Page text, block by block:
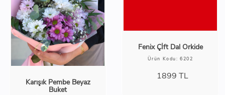
Karışık Pembe Beyaz
Buket
Fenix Çİft Dal Orkide
Ürün Kodu: 6202
1899 TL